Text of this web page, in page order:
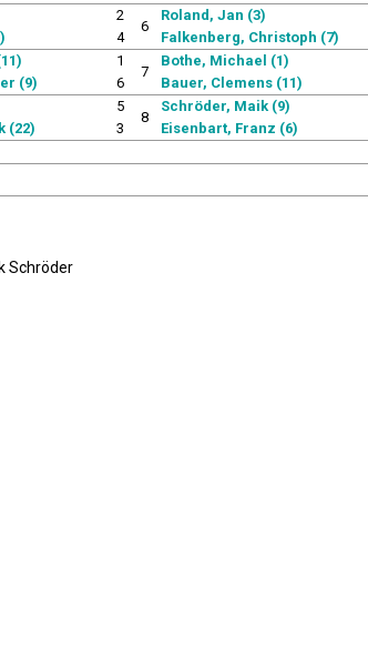
2
4
6
Roland, Jan (3)
Falkenberg, Christoph (7)
(9)
1
6
7
Bothe, Michael (1)
Bauer, Clemens (11)
(22)
5
3
8
Schröder, Maik (9)
Eisenbart, Franz (6)
Schröder